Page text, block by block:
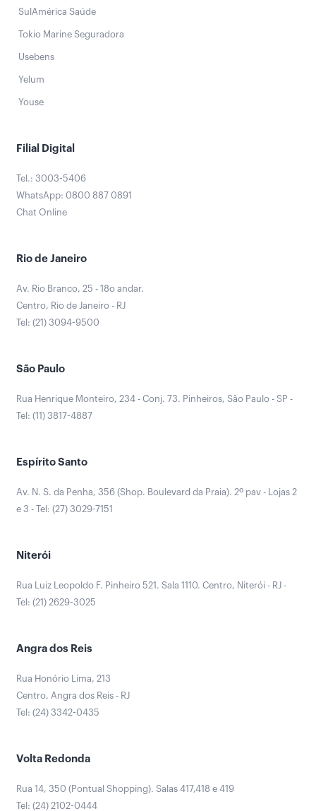
SulAmérica Saúde
Tokio Marine Seguradora
Usebens
Yelum
Youse
Filial Digital
Tel.: 3003-5406
WhatsApp: 0800 887 0891
Chat Online
Rio de Janeiro
Av. Rio Branco, 25 - 18o andar.
Centro, Rio de Janeiro - RJ
Tel: (21) 3094-9500
São Paulo
Rua Henrique Monteiro, 234 - Conj. 73. Pinheiros, São Paulo - SP -
Tel: (11) 3817-4887
Espírito Santo
Av. N. S. da Penha, 356 (Shop. Boulevard da Praia). 2º pav - Lojas 2
e 3 - Tel: (27) 3029-7151
Niterói
Rua Luiz Leopoldo F. Pinheiro 521. Sala 1110. Centro, Niterói - RJ -
Tel: (21) 2629-3025
Angra dos Reis
Rua Honório Lima, 213
Centro, Angra dos Reis - RJ
Tel: (24) 3342-0435
Volta Redonda
Rua 14, 350 (Pontual Shopping). Salas 417,418 e 419
Tel: (24) 2102-0444